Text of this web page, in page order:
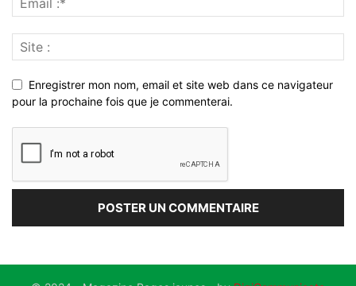
Enregistrer mon nom, email et site web dans ce navigateur
pour la prochaine fois que je commenterai.